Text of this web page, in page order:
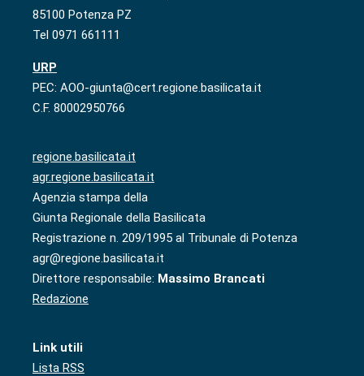
85100 Potenza PZ
Tel 0971 661111
URP
PEC: AOO-giunta@cert.regione.basilicata.it
C.F. 80002950766
regione.basilicata.it
agr.regione.basilicata.it
Agenzia stampa della
Giunta Regionale della Basilicata
Registrazione n. 209/1995 al Tribunale di Potenza
agr@regione.basilicata.it
Direttore responsabile: Massimo Brancati
Redazione
Link utili
Lista RSS